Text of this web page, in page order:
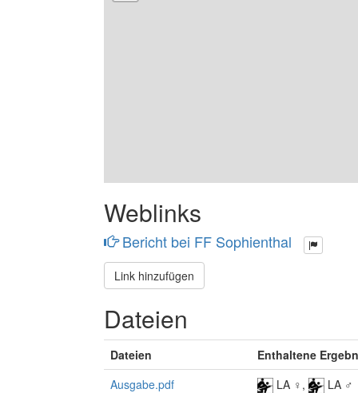
Weblinks
Bericht bei FF Sophienthal
Link hinzufügen
Dateien
Dateien
Enthaltene
Ausgabe.pdf
LA ♀, LA ♂